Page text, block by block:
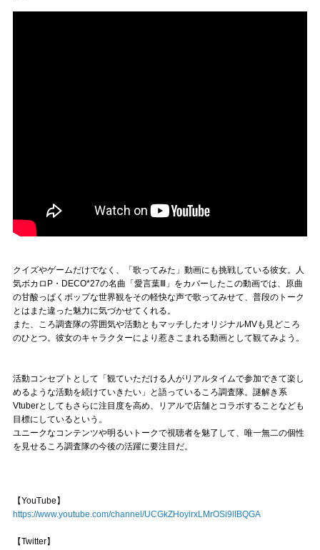
クイズやゲームだけでなく、「歌ってみた」動画にも挑戦している彼女。人
気ボカロP・DECO*27の名曲「愛言葉Ⅲ」をカバーしたこの動画では、原曲
の甘酸っぱくポップな世界観をその軽快な声で歌ってみせて、普段のトーク
とはまた違った魅力に気づかせてくれる。
また、ころ調査隊の雰囲気や活動ともマッチしたオリジナルMVも見どころ
のひとつ。彼女のキャラクターにより惹きこまれる動画として観てみよう。
活動コンセプトとして「観ていただける人がリアルタイムで参加できて楽し
めるような活動を続けていきたい」と語っているころ調査隊。謎解き系
Vtuberとしてもさらに注目度を高め、リアルで店舗とコラボすることなども
目標にしているという。
ユニークなコンテンツや明るいトークで視聴者を魅了して、唯一無二の個性
を見せるころ調査隊の今後の活躍に要注目だ。
【YouTube】
https://www.youtube.com/channel/UCGkZHoyirxLMrOSi9lIBQGA
【Twitter】